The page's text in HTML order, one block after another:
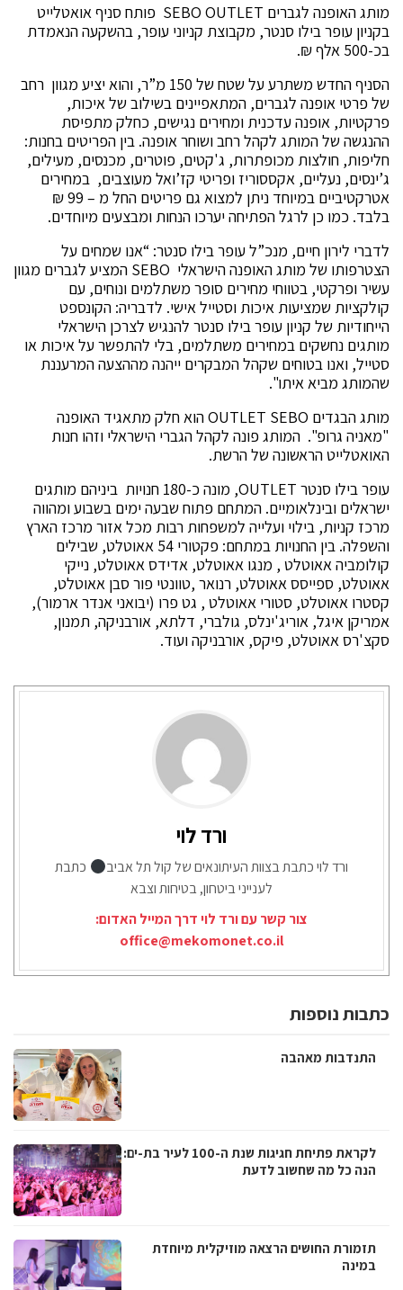
מותג האופנה לגברים SEBO OUTLET פותח סניף אואטלייט
בקניון עופר בילו סנטר, מקבוצת קניוני עופר, בהשקעה הנאמדת
בכ-500 אלף ₪.
הסניף החדש משתרע על שטח של 150 מ”ר, והוא יציע מגוון רחב
של פרטי אופנה לגברים, המתאפיינים בשילוב של איכות,
פרקטיות, אופנה עדכנית ומחירים נגישים, כחלק מתפיסת
ההנגשה של המותג לקהל רחב ושוחר אופנה. בין הפריטים בחנות:
חליפות, חולצות מכופתרות, ג'קטים, פוטרים, מכנסים, מעילים,
ג’ינסים, נעליים, אקססוריז ופריטי קז’ואל מעוצבים, במחירים
אטרקטיביים במיוחד ניתן למצוא גם פריטים החל מ – 99 ₪
בלבד. כמו כן לרגל הפתיחה יערכו הנחות ומבצעים מיוחדים.
לדברי לירון חיים, מנכ”ל עופר בילו סנטר: “אנו שמחים על
הצטרפותו של מותג האופנה הישראלי SEBO המציע לגברים מגוון
עשיר ופרקטי, בטווחי מחירים סופר משתלמים ונוחים, עם
קולקציות שמציעות איכות וסטייל אישי. לדבריה: הקונספט
הייחודיות של קניון עופר בילו סנטר להנגיש לצרכן הישראלי
מותגים נחשקים במחירים משתלמים, בלי להתפשר על איכות או
סטייל, ואנו בטוחים שקהל המבקרים ייהנה מההצעה המרעננת
שהמותג מביא איתו".
מותג הבגדים OUTLET SEBO הוא חלק מתאגיד האופנה
"מאניה גרופ". המותג פונה לקהל הגברי הישראלי וזהו חנות
האואטלייט הראשונה של הרשת.
עופר בילו סנטר OUTLET, מונה כ-180 חנויות ביניהם מותגים
ישראלים ובינלאומיים. המתחם פתוח שבעה ימים בשבוע ומהווה
מרכז קניות, בילוי ועלייה למשפחות רבות מכל אזור מרכז הארץ
והשפלה. בין החנויות במתחם: פקטורי 54 אאוטלט, שבילים
קולומביה אאוטלט , מנגו אאוטלט, אדידס אאוטלט, נייקי
אאוטלט, ספייסס אאוטלט, רנואר ,טוונטי פור סבן אאוטלט,
קסטרו אאוטלט, סטורי אאוטלט , גט פרו (יבואני אנדר ארמור),
אמריקן איגל, אוריג'ינלס, גולברי, דלתא, אורבניקה, תמנון,
סקצ'רס אאוטלט, פיקס, אורבניקה ועוד.
ורד לוי
ורד לוי כתבת בצוות העיתונאים של קול תל אביב
כתבת
לענייני ביטחון, בטיחות וצבא
צור קשר עם ורד לוי דרך המייל האדום:
office@mekomonet.co.il
כתבות נוספות
התנדבות מאהבה
לקראת פתיחת חגיגות שנת ה-100 לעיר בת-ים:
הנה כל מה שחשוב לדעת
תזמורת החושים הרצאה מוזיקלית מיוחדת
במינה